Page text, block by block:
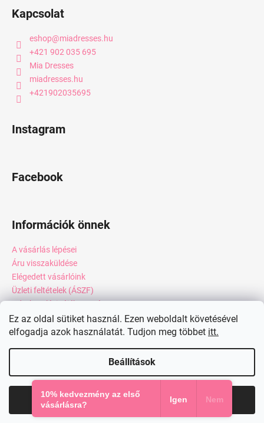
Ez az oldal sütiket használ. Ezen weboldalt követésével
elfogadja azok használatát. Tudjon meg többet itt.
Beállítások
Elfogadom
Kapcsolat
eshop@miadresses.hu
+421 902 035 695
Mia Dresses
miadresses.hu
+421902035695
Instagram
Facebook
Információk önnek
A vásárlás lépései
Áru visszaküldése
Elégedett vásárlóink
Üzleti feltételek (ÁSZF)
Adatkezelési tájékoztató
Webáruház értékelése
Kapcsolat
Shoptet készítette
Copyright 2026miadresses.hu . Minden jog fenntartva.
10% kedvezmény az első
vásárlásra?
Igen Nem